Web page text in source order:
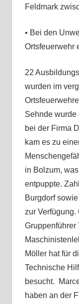
Feldmark
• Bei den
Ortsfeuerwehr
22
wurden im
Sehnde
bei der Firma
kam es zu
in Bolzum,
entpuppte.
Burgdorf
zur
Gruppenführer
Möller hat für
Technische
besucht.
haben an der